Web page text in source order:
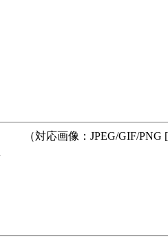
（対応画像：JPEG/GIF/PNG